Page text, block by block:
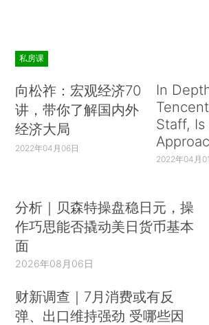
私房课
向松祚：宏观经济70
讲，带你了解国内外
经济大局
2022年04月06日
In
Staff, Is
2022年04月
分析｜贝森特操盘稳日元，操
作巧思能否撬动美日货币基本
面
2026年08月06日
财新调查｜7月消费或有反
弹、出口维持强劲 受哪些因